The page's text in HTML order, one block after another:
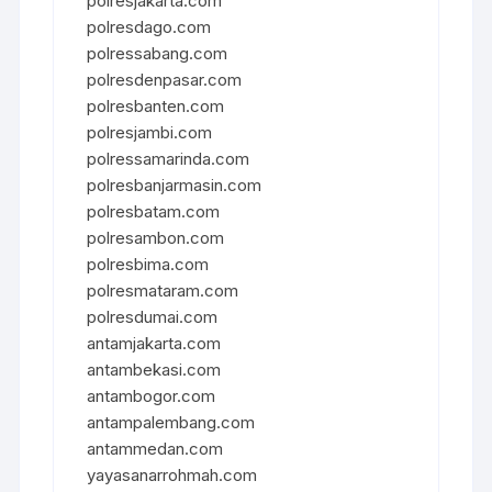
polresdago.com
polressabang.com
polresdenpasar.com
polresbanten.com
polresjambi.com
polressamarinda.com
polresbanjarmasin.com
polresbatam.com
polresambon.com
polresbima.com
polresmataram.com
polresdumai.com
antamjakarta.com
antambekasi.com
antambogor.com
antampalembang.com
antammedan.com
yayasanarrohmah.com